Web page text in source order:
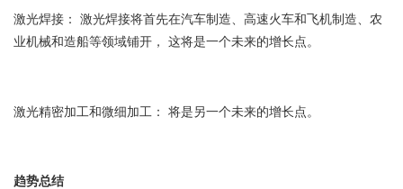
激光焊接： 激光焊接将首先在汽车制造、高速火车和飞机制造、农
业机械和造船等领域铺开， 这将是一个未来的增长点。
激光精密加工和微细加工： 将是另一个未来的增长点。
趋势总结